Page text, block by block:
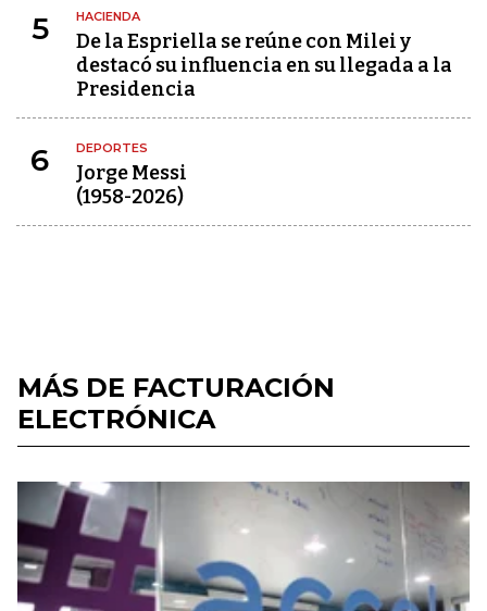
5 HACIENDA
De la Espriella se reúne con Milei y
destacó su influencia en su llegada a la
Presidencia
6 DEPORTES
Jorge Messi
(1958-2026)
MÁS DE FACTURACIÓN
ELECTRÓNICA